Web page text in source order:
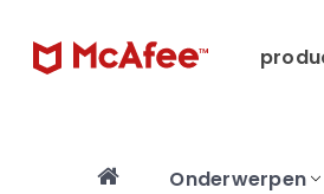
Onderwerpen